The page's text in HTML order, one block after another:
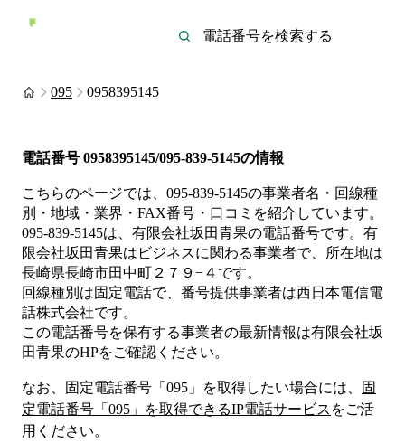
095 0958395145
電話番号 0958395145/095-839-5145の情報
こちらのページでは、 095-839-5145の事業者名・回線種
別・地域・業界・FAX番号・口コミを紹介しています。
095-839-5145は、 有限会社坂田青果の電話番号です。 有
限会社坂田青果は ビジネスに関わる事業者で、所在地は
長崎県長崎市田中町２７９−４ です。
回線種別は固定電話で、番号提供事業者は西日本電信電
話株式会社です。
この電話番号を保有する事業者の最新情報は有限会社坂
田青果のHPをご確認ください。
なお、固定電話番号「 095 」を取得したい場合には、
固
定電話番号「 095 」を取得できるIP電話サービス をご活
用ください。